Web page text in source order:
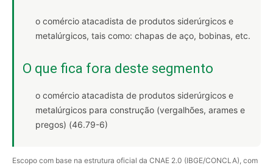
o comércio atacadista de produtos siderúrgicos e
metalúrgicos, tais como: chapas de aço, bobinas, etc.
O que fica fora deste segmento
o comércio atacadista de produtos siderúrgicos e
metalúrgicos para construção (vergalhões, arames e
pregos) (46.79-6)
Escopo com base na estrutura oficial da CNAE 2.0 (IBGE/CONCLA), com